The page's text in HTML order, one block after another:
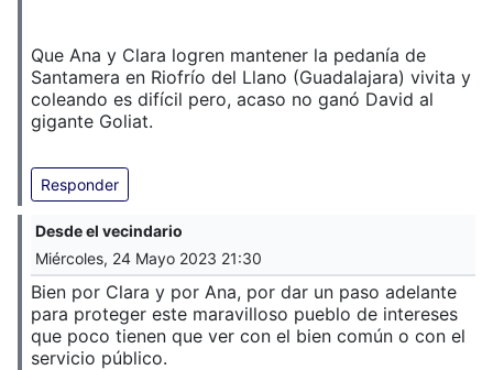
Que Ana y Clara logren mantener la pedanía de
Santamera en Riofrío del Llano (Guadalajara) vivita y
coleando es difícil pero, acaso no ganó David al
gigante Goliat.
Responder
Desde el vecindario
Miércoles, 24 Mayo 2023 21:30
Bien por Clara y por Ana, por dar un paso adelante
para proteger este maravilloso pueblo de intereses
que poco tienen que ver con el bien común o con el
servicio público.